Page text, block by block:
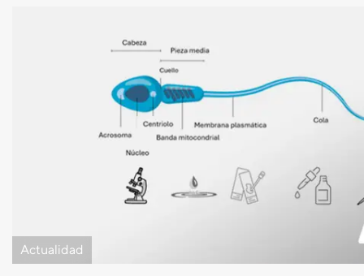
Actualidad